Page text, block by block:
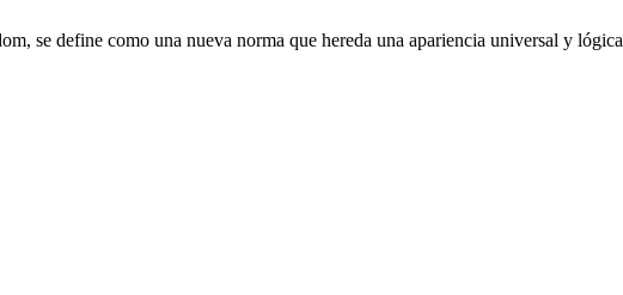
se define como una nueva norma que hereda una apariencia universal y lógica